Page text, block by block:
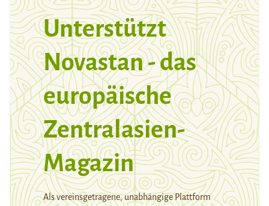
Unterstützt
Novastan - das
europäische
Zentralasien-
Magazin
Als vereinsgetragene, unabhängige Plattform